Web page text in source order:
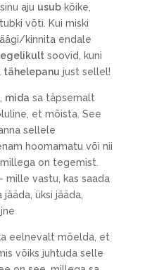
aju usubkõike,
võti. Kui miski
kinnita endale
soovid, kuni
tähelepanu just sellel!
mida sa täpsemalt
et mõista. See
sellele
hoomamatu või nii
on tegemist.
mille vastu, kas saada
üksi jääda,
eelnevalt mõelda, et
võiks juhtuda selle